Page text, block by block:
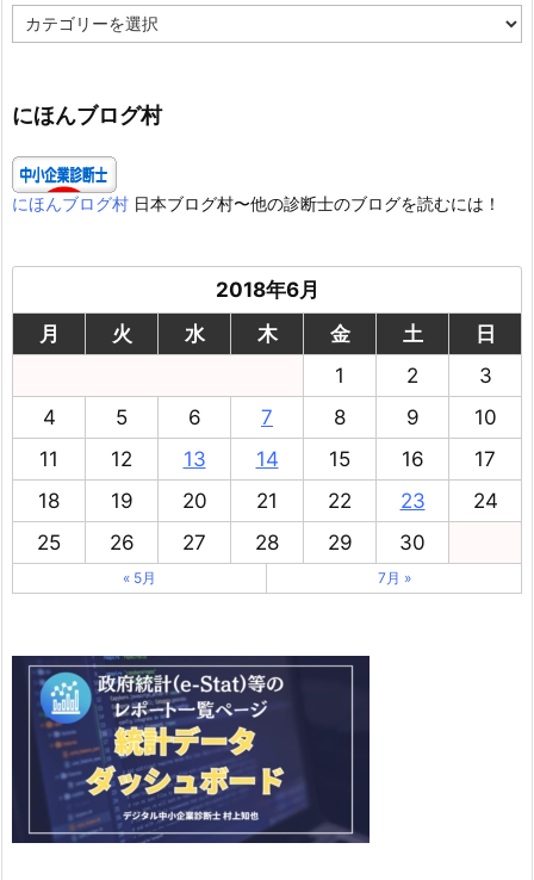
テ
ー
にほんブログ村
にほんブログ村 日本ブログ村〜他の診断士のブログを読むには！
2018年6月
月
火 水 木 金 土
日
1
2
3
4
5 6 7 8 9
10
11
12 13 14 15 16
17
18
19 20 21 22 23
24
25
26 27 28 29 30
« 5月 7月 »